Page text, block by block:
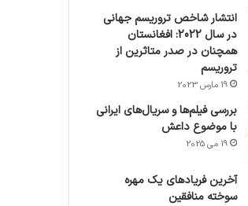
انتشار شاخص تروریسم جهانی
در سال 2022: افغانستان
همچنان در صدر متاثرین از
تروریسم
19 مارس 2023
بررسی فیلم‌ها و سریال‌های ایرانی
با موضوع داعش
19 می 2025
آخرین فریادهای یک مهره
سوخته منافقین